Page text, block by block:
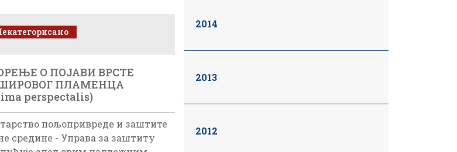
О ПОЈАВИ ВРСТЕ
ПЛАМЕНЦА
perspectalis)
пољопривреде и заштите
средине - Управа за заштиту
2014
2013
2012